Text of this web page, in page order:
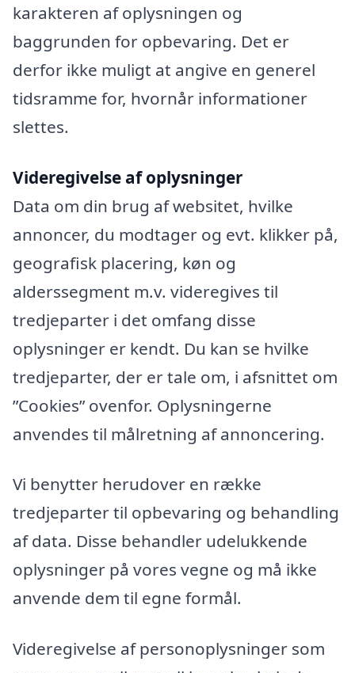
karakteren af oplysningen og
baggrunden for opbevaring. Det er
derfor ikke muligt at angive en generel
tidsramme for, hvornår informationer
slettes.
Videregivelse af oplysninger
Data om din brug af websitet, hvilke
annoncer, du modtager og evt. klikker på,
geografisk placering, køn og
alderssegment m.v. videregives til
tredjeparter i det omfang disse
oplysninger er kendt. Du kan se hvilke
tredjeparter, der er tale om, i afsnittet om
”Cookies” ovenfor. Oplysningerne
anvendes til målretning af annoncering.
Vi benytter herudover en række
tredjeparter til opbevaring og behandling
af data. Disse behandler udelukkende
oplysninger på vores vegne og må ikke
anvende dem til egne formål.
Videregivelse af personoplysninger som